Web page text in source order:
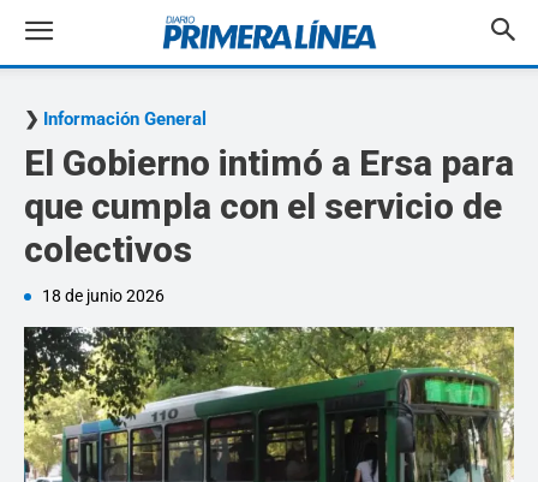
Información General
El Gobierno intimó a Ersa para
que cumpla con el servicio de
colectivos
18 de junio 2026